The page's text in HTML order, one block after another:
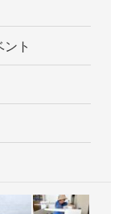
ト